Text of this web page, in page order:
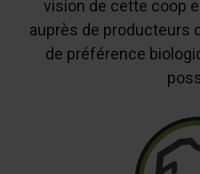
vision de cette coop
auprès de producteurs
de préférence